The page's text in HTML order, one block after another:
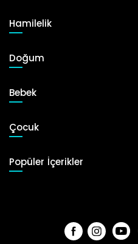
Hamilelik
Doğum
Bebek
Çocuk
Popüler İçerikler